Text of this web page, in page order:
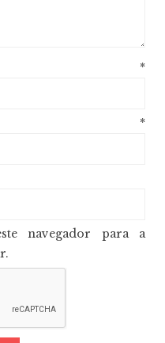
*
*
navegador para a